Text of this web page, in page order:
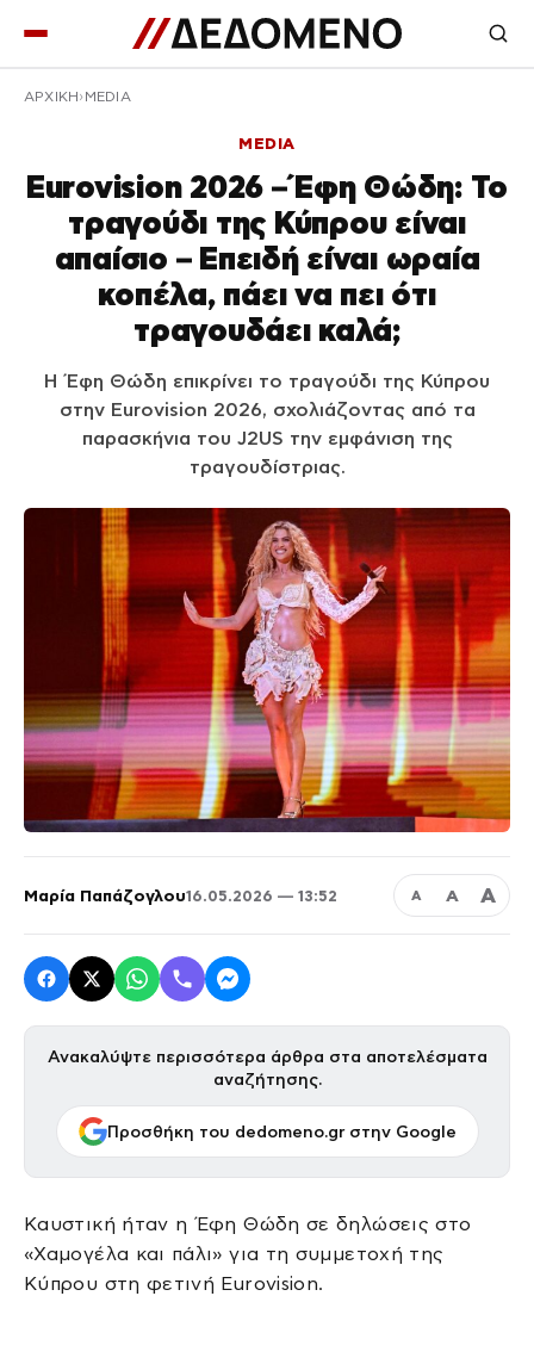
ΑΡΧΙΚΉ MEDIA
MEDIA
Eurovision 2026 – Έφη Θώδη: Το
τραγούδι της Κύπρου είναι
απαίσιο – Επειδή είναι ωραία
κοπέλα, πάει να πει ότι
τραγουδάει καλά;
Η Έφη Θώδη επικρίνει το τραγούδι της Κύπρου
στην Eurovision 2026, σχολιάζοντας από τα
παρασκήνια του J2US την εμφάνιση της
τραγουδίστριας.
Μαρία Παπάζογλου16.05.2026 — 13:52 Α Α Α
Ανακαλύψτε περισσότερα άρθρα στα αποτελέσματα
αναζήτησης.
Προσθήκη του dedomeno.gr στην Google
Καυστική ήταν η Έφη Θώδη σε δηλώσεις στο
«Χαμογέλα και πάλι» για τη συμμετοχή της
Κύπρου στη φετινή Eurovision.